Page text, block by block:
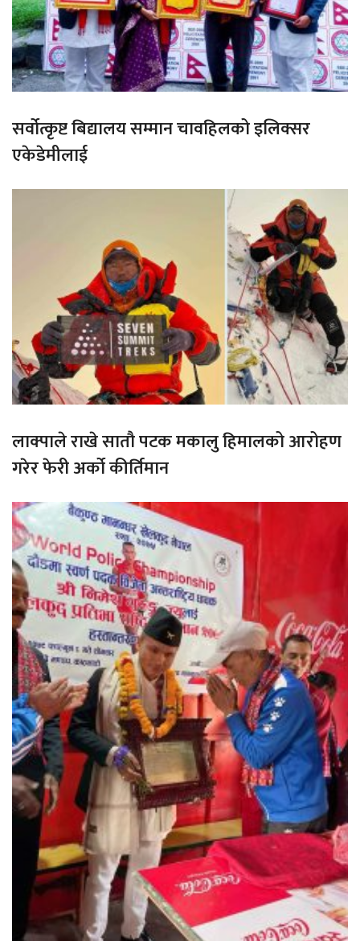
सर्वोत्कृष्ट बिद्यालय सम्मान चावहिलको इलिक्सर
एकेडेमीलाई
लाक्पाले राखे सातौ पटक मकालु हिमालको आरोहण
गरेर फेरी अर्को कीर्तिमान